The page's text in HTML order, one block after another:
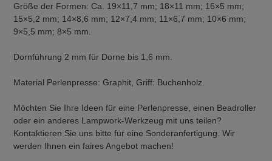
Größe der Formen: Ca. 19×11,7 mm; 18×11 mm; 16×5 mm;
15×5,2 mm; 14×8,6 mm; 12×7,4 mm; 11×6,7 mm; 10×6 mm;
9×5,5 mm; 8×5 mm.
Dornführung 2 mm für Dorne bis 1,6 mm.
Material Perlenpresse: Graphit, Griff: Buchenholz.
Möchten Sie Ihre Ideen für eine Perlenpresse, einen Beadroller
oder ein anderes Lampwork-Werkzeug mit uns teilen?
Kontaktieren Sie uns bitte für eine Sonderanfertigung. Wir
werden Ihnen ein faires Angebot machen!